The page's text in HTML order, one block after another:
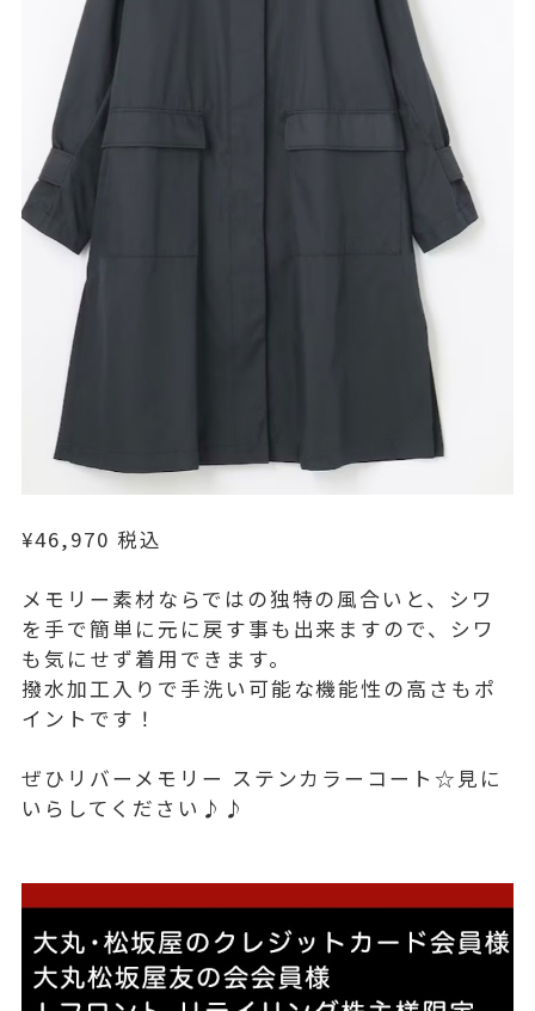
¥46,970 税込
メモリー素材ならではの独特の風合いと、シワ
を手で簡単に元に戻す事も出来ますので、シワ
も気にせず着用できます。
撥水加工入りで手洗い可能な機能性の高さもポ
イントです！
ぜひリバーメモリー ステンカラーコート☆見に
いらしてください♪♪